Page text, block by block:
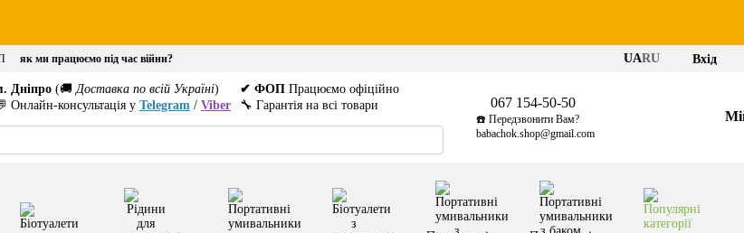
як ми працюємо під час війни? UARU Вхід
Дніпро (🚚 Доставка по всій Україні)
Онлайн-консультація у Telegram / Viber
✔ ФОП Працюємо офіційно
🔧 Гарантія на всі товари
067 154-50-50
☎️ Передзвонити Вам?
babachok.shop@gmail.com